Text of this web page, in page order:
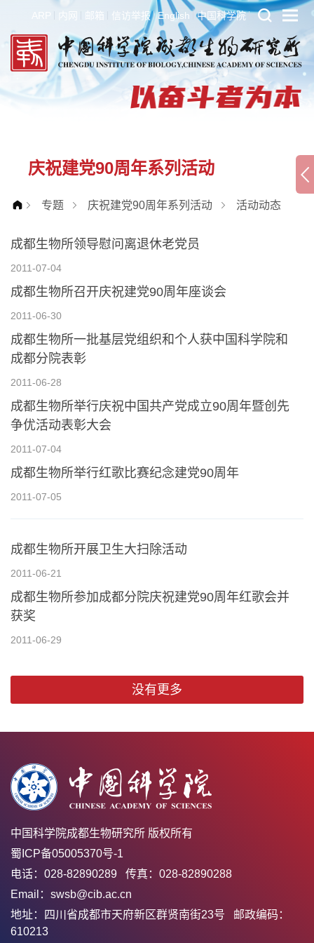
ARP 内网 邮箱 信访举报 English 中国科学院
庆祝建党90周年系列活动
专题 庆祝建党90周年系列活动 活动动态
成都生物所领导慰问离退休老党员
2011-07-04
成都生物所召开庆祝建党90周年座谈会
2011-06-30
成都生物所一批基层党组织和个人获中国科学院和
成都分院表彰
2011-06-28
成都生物所举行庆祝中国共产党成立90周年暨创先
争优活动表彰大会
2011-07-04
成都生物所举行红歌比赛纪念建党90周年
2011-07-05
成都生物所开展卫生大扫除活动
2011-06-21
成都生物所参加成都分院庆祝建党90周年红歌会并
获奖
2011-06-29
没有更多
中国科学院成都生物研究所 版权所有
蜀ICP备05005370号-1
电话：028-82890289 传真：028-82890288
Email：swsb@cib.ac.cn
地址：四川省成都市天府新区群贤南街23号 邮政编码：
610213